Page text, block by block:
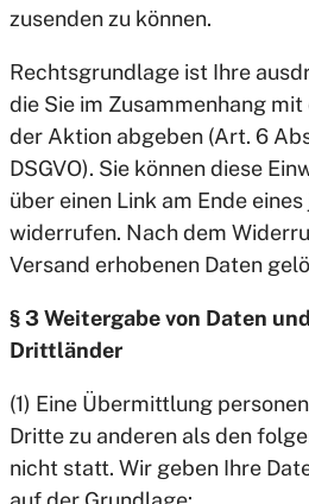
zusenden zu können.
Rechtsgrundlage ist Ihre
die Sie im Zusammenhang
der Aktion abgeben (Art. 6
DSGVO). Sie können diese
über einen Link am Ende
widerrufen. Nach dem
Versand erhobenen Daten
§ 3 Weitergabe von Daten
Drittländer
(1) Eine Übermittlung
Dritte zu anderen als den
nicht statt. Wir geben Ihre